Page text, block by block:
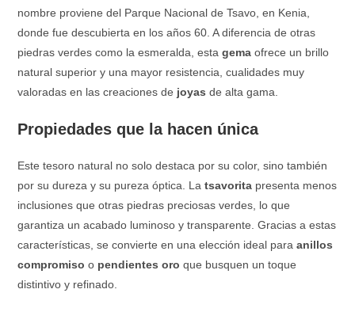
nombre proviene del Parque Nacional de Tsavo, en Kenia,
donde fue descubierta en los años 60. A diferencia de otras
piedras verdes como la esmeralda, estagema ofrece un brillo
natural superior y una mayor resistencia, cualidades muy
valoradas en las creaciones de joyas de alta gama.
Propiedades que la hacen única
Este tesoro natural no solo destaca por su color, sino también
por su dureza y su pureza óptica. Latsavorita presenta menos
inclusiones que otras piedras preciosas verdes, lo que
garantiza un acabado luminoso y transparente. Gracias a estas
características, se convierte en una elección ideal paraanillos
compromiso o pendientes oro que busquen un toque
distintivo y refinado.